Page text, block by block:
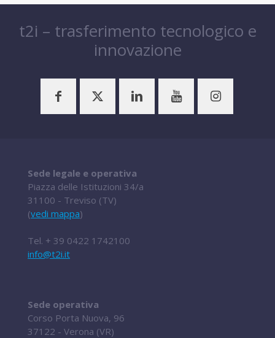
t2i – trasferimento tecnologico e
innovazione
Sede legale e operativa
Piazza delle Istituzioni 34/a
31100 - Treviso (TV)
(vedi mappa)
Tel. + 39 0422 1742100
info@t2i.it
Sede operativa
Corso Porta Nuova, 96
37122 - Verona (VR)